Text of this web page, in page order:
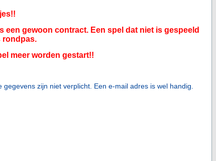
gewoon contract. Een spel dat niet is gespeeld
rondpas.
meer worden gestart!!
zijn niet verplicht. Een e-mail adres is wel handig.